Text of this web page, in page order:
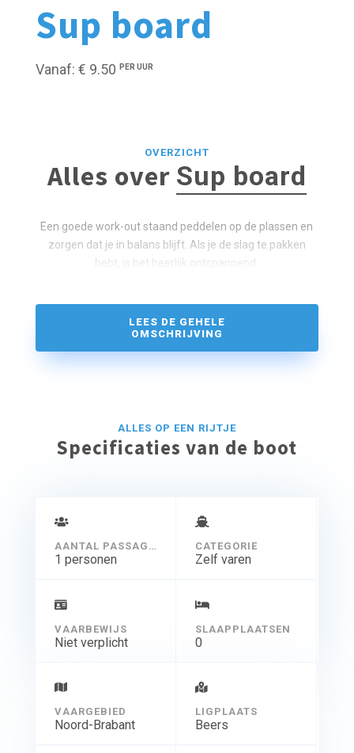
Sup board
Vanaf: € 9.50 PER UUR
OVERZICHT
Alles over Sup board
Een goede work-out staand peddelen op de plassen en
zorgen dat je in balans blijft. Als je de slag te pakken
hebt, is het heerlijk ontspannend.
LEES DE GEHELE
OMSCHRIJVING
ALLES OP EEN RIJTJE
Specificaties van de boot
AANTAL PASSAGIERS
1 personen
CATEGORIE
Zelf varen
VAARBEWIJS
Niet verplicht
SLAAPPLAATSEN
0
VAARGEBIED
Noord-Brabant
LIGPLAATS
Beers